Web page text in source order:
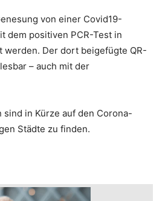
von einer Covid19-
dem positiven PCR-Test in
werden. Der dort beigefügte QR-
– auch mit der
in Kürze auf den Corona-
Städte zu finden.